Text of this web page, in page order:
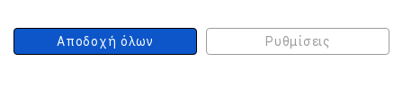
ΑΣΦΑΛΕΙΑ ΣΥΝΑΛΛΑΓΩΝ
Αποδοχή όλων Ρυθμίσεις